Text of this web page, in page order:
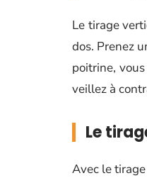
Le tirage
dos. Prenez
poitrine,
veillez à
Le
Avec le